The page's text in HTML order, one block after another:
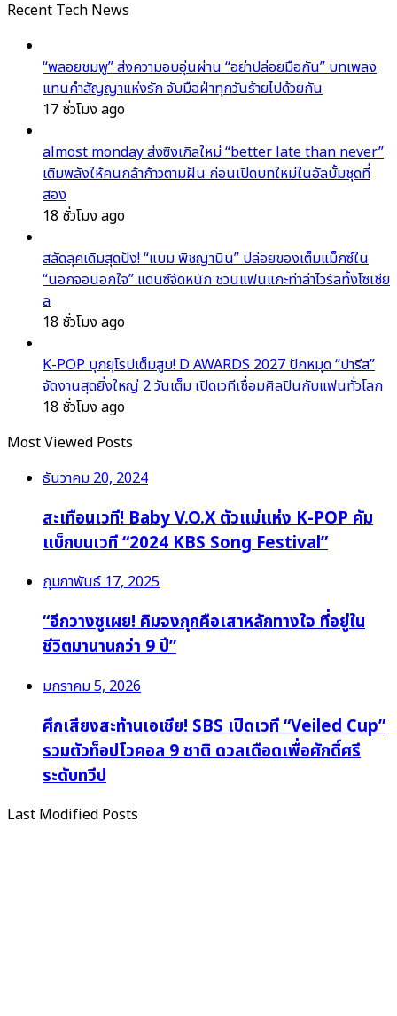
Recent Tech News
“พลอยชมพู” ส่งความอบอุ่นผ่าน “อย่าปล่อยมือกัน” บทเพลง
แทนคำสัญญาแห่งรัก จับมือฝ่าทุกวันร้ายไปด้วยกัน
17 ชั่วโมง ago
almost monday ส่งซิงเกิลใหม่ “better late than never”
เติมพลังให้คนกล้าก้าวตามฝัน ก่อนเปิดบทใหม่ในอัลบั้มชุดที่
สอง
18 ชั่วโมง ago
สลัดลุคเดิมสุดปัง! “แบม พิชญานิน” ปล่อยของเต็มแม็กซ์ใน
“นอกจอนอกใจ” แดนซ์จัดหนัก ชวนแฟนแกะท่าล่าไวรัลทั้งโซเชีย
ล
18 ชั่วโมง ago
K-POP บุกยุโรปเต็มสูบ! D AWARDS 2027 ปักหมุด “ปารีส”
จัดงานสุดยิ่งใหญ่ 2 วันเต็ม เปิดเวทีเชื่อมศิลปินกับแฟนทั่วโลก
18 ชั่วโมง ago
Most Viewed Posts
ธันวาคม 20, 2024
สะเทือนเวที! Baby V.O.X ตัวแม่แห่ง K-POP คัม
แบ็กบนเวที “2024 KBS Song Festival”
กุมภาพันธ์ 17, 2025
“อีกวางซูเผย! คิมจงกุกคือเสาหลักทางใจ ที่อยู่ใน
ชีวิตมานานกว่า 9 ปี”
มกราคม 5, 2026
ศึกเสียงสะท้านเอเชีย! SBS เปิดเวที “Veiled Cup”
รวมตัวท็อปโวคอล 9 ชาติ ดวลเดือดเพื่อศักดิ์ศรี
ระดับทวีป
Last Modified Posts